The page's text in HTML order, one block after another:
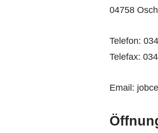
04758
Telefon:
Telefax:
Email: